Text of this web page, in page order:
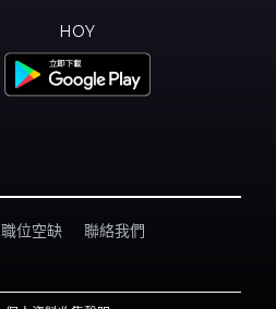
HOY
職位空缺 聯絡我們